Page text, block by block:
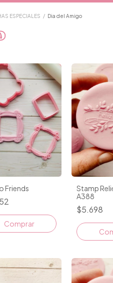
ESPECIALES / Dia del Amigo
Friends
Comprar
Stamp
A388
$5.698